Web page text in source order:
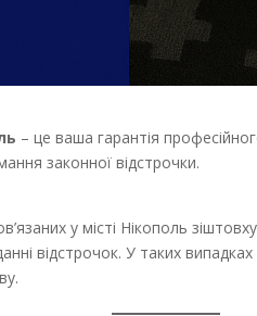
– це ваша гарантія
законної відстрочки.
у місті Нікополь
відстрочок. У таких